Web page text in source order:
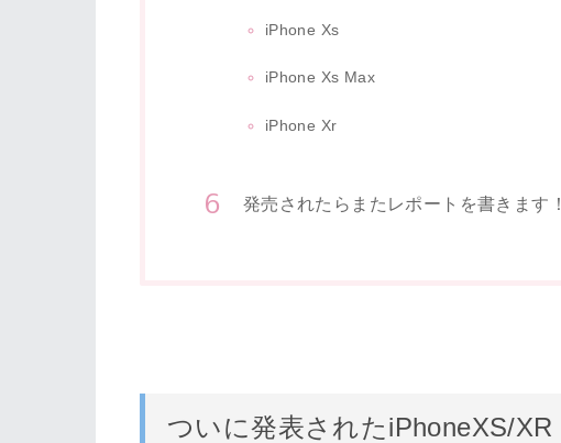
iPhone Xs
iPhone Xs Max
iPhone Xr
発売されたらまたレポートを書きます！
ついに発表されたiPhoneXS/XR